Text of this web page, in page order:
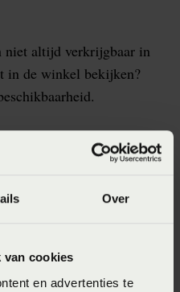
Over
van cookies
en advertenties te
niet altijd verkrijgbaar in
in de winkel bekijken?